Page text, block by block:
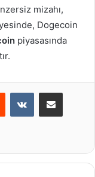
mizahı,
Dogecoin
piyasasında
Reddit VKontakteE-Posta ile paylaş